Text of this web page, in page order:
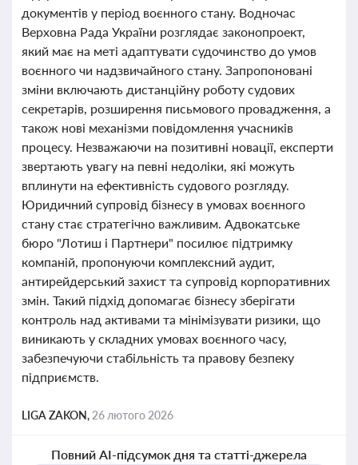
документів у період воєнного стану. Водночас
Верховна Рада України розглядає законопроект,
який має на меті адаптувати судочинство до умов
воєнного чи надзвичайного стану. Запропоновані
зміни включають дистанційну роботу судових
секретарів, розширення письмового провадження, а
також нові механізми повідомлення учасників
процесу. Незважаючи на позитивні новації, експерти
звертають увагу на певні недоліки, які можуть
вплинути на ефективність судового розгляду.
Юридичний супровід бізнесу в умовах воєнного
стану стає стратегічно важливим. Адвокатське
бюро "Лотиш і Партнери" посилює підтримку
компаній, пропонуючи комплексний аудит,
антирейдерський захист та супровід корпоративних
змін. Такий підхід допомагає бізнесу зберігати
контроль над активами та мінімізувати ризики, що
виникають у складних умовах воєнного часу,
забезпечуючи стабільність та правову безпеку
підприємств.
LIGA ZAKON, 26 лютого 2026
Повний AI-підсумок дня та статті-джерела